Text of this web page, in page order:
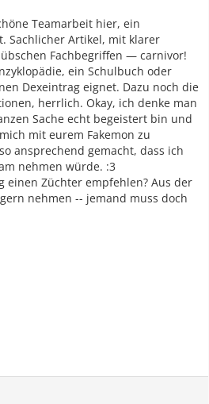
Teamarbeit hier, ein
Sachlicher Artikel, mit klarer
Fachbegriffen — carnivor!
ein Schulbuch oder
Dexeintrag eignet. Dazu noch die
herrlich. Okay, ich denke man
Sache echt begeistert bin und
mit eurem Fakemon zu
ansprechend gemacht, dass ich
nehmen würde. :3
Züchter empfehlen? Aus der
nehmen -- jemand muss doch